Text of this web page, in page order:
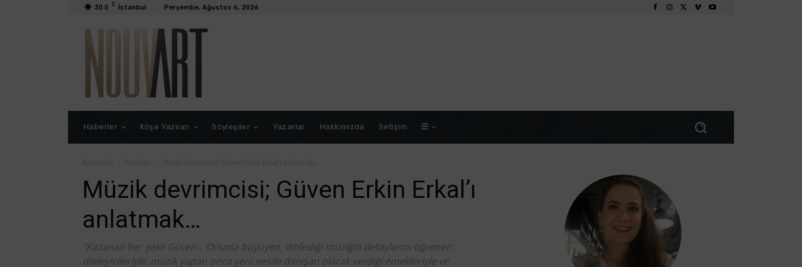
30.5 C İstanbul Perşembe, Ağustos 6, 2026
Haberler Köşe Yazıları Söyleşiler Yazarlar Hakkımızda İletişim
Müzik devrimcisi; Güven Erkin Erkal’ı
anlatmak…
"Kazanan her şekil Güven… Onunla büyüyen, dinlediği müziğin detaylarını öğrenen
dinleyicileriyle, müzik yapan onca yeni nesile danışan olarak verdiği emekleriyle ve